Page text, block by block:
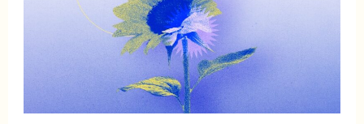
marketing